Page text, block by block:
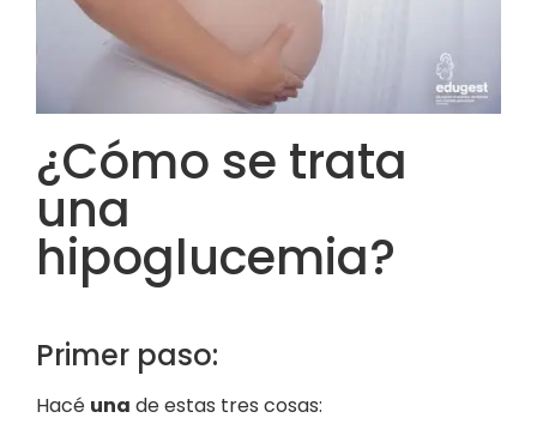
¿Cómo se trata
una
hipoglucemia?
Primer paso:
Hacé una de estas tres cosas: